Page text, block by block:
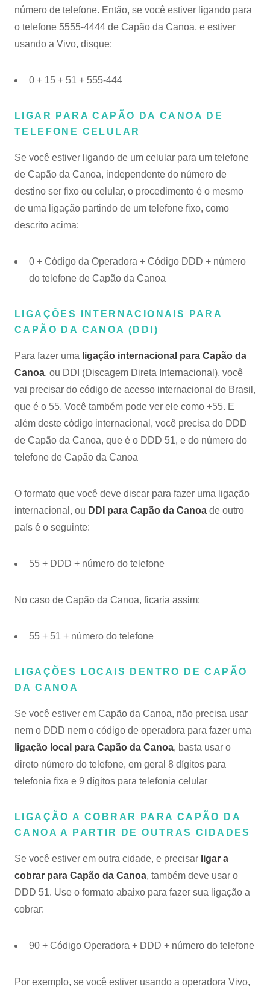
número de telefone. Então, se você estiver ligando para
o telefone 5555-4444 de Capão da Canoa, e estiver
usando a Vivo, disque:
0 + 15 + 51 + 555-444
LIGAR PARA CAPÃO DA CANOA DE
TELEFONE CELULAR
Se você estiver ligando de um celular para um telefone
de Capão da Canoa, independente do número de
destino ser fixo ou celular, o procedimento é o mesmo
de uma ligação partindo de um telefone fixo, como
descrito acima:
0 + Código da Operadora + Código DDD + número
do telefone de Capão da Canoa
LIGAÇÕES INTERNACIONAIS PARA
CAPÃO DA CANOA (DDI)
Para fazer uma ligação internacional para Capão da
Canoa, ou DDI (Discagem Direta Internacional), você
vai precisar do código de acesso internacional do Brasil,
que é o 55. Você também pode ver ele como +55. E
além deste código internacional, você precisa do DDD
de Capão da Canoa, que é o DDD 51, e do número do
telefone de Capão da Canoa
O formato que você deve discar para fazer uma ligação
internacional, ou DDI para Capão da Canoa de outro
país é o seguinte:
55 + DDD + número do telefone
No caso de Capão da Canoa, ficaria assim:
55 + 51 + número do telefone
LIGAÇÕES LOCAIS DENTRO DE CAPÃO
DA CANOA
Se você estiver em Capão da Canoa, não precisa usar
nem o DDD nem o código de operadora para fazer uma
ligação local para Capão da Canoa, basta usar o
direto número do telefone, em geral 8 dígitos para
telefonia fixa e 9 dígitos para telefonia celular
LIGAÇÃO A COBRAR PARA CAPÃO DA
CANOA A PARTIR DE OUTRAS CIDADES
Se você estiver em outra cidade, e precisar ligar a
cobrar para Capão da Canoa, também deve usar o
DDD 51. Use o formato abaixo para fazer sua ligação a
cobrar:
90 + Código Operadora + DDD + número do telefone
Por exemplo, se você estiver usando a operadora Vivo,